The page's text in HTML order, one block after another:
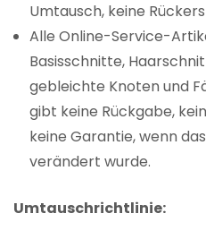
Umtausch, keine
Alle Online-Service-
Basisschnitte,
gebleichte Knoten und
gibt keine Rückgabe,
keine Garantie, wenn
verändert wurde.
Umtauschrichtlinie: